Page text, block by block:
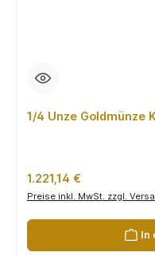
1/4 Unze Goldmünze
Regulärer Preis:
1.221,14 €
Preise inkl. MwSt. zzgl.
In